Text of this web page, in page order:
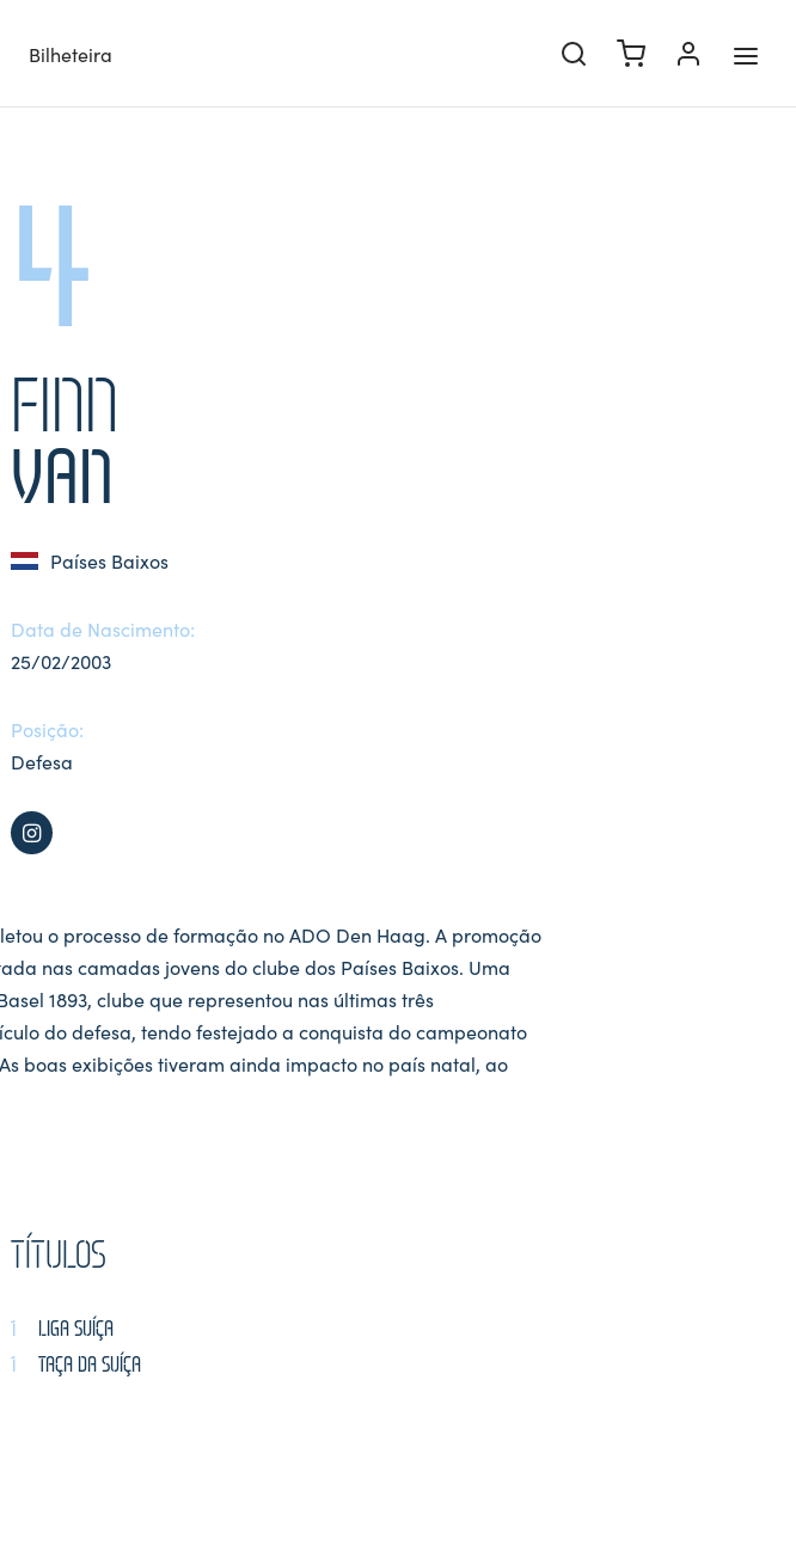
Bilheteira
4
FINN
VAN
Países Baixos
Data de Nascimento:
25/02/2003
Posição:
Defesa
o processo de formação no ADO Den Haag. A promoção
nas camadas jovens do clube dos Países Baixos. Uma
1893, clube que representou nas últimas três
do defesa, tendo festejado a conquista do campeonato
boas exibições tiveram ainda impacto no país natal, ao
TÍTULOS
1
LIGA SUÍÇA
1
TAÇA DA SUÍÇA